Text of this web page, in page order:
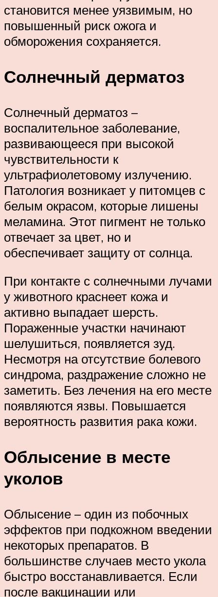
становится менее уязвимым, но
повышенный риск ожога и
обморожения сохраняется.
Солнечный дерматоз
Солнечный дерматоз –
воспалительное заболевание,
развивающееся при высокой
чувствительности к
ультрафиолетовому излучению.
Патология возникает у питомцев с
белым окрасом, которые лишены
меламина. Этот пигмент не только
отвечает за цвет, но и
обеспечивает защиту от солнца.
При контакте с солнечными лучами
у животного краснеет кожа и
активно выпадает шерсть.
Пораженные участки начинают
шелушиться, появляется зуд.
Несмотря на отсутствие болевого
синдрома, раздражение сложно не
заметить. Без лечения на его месте
появляются язвы. Повышается
вероятность развития рака кожи.
Облысение в месте
уколов
Облысение – один из побочных
эффектов при подкожном введении
некоторых препаратов. В
большинстве случаев место укола
быстро восстанавливается. Если
после вакцинации или